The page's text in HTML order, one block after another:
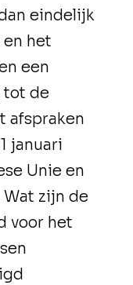
eindelijk
en het
een
tot de
afspraken
januari
Unie en
zijn de
voor het